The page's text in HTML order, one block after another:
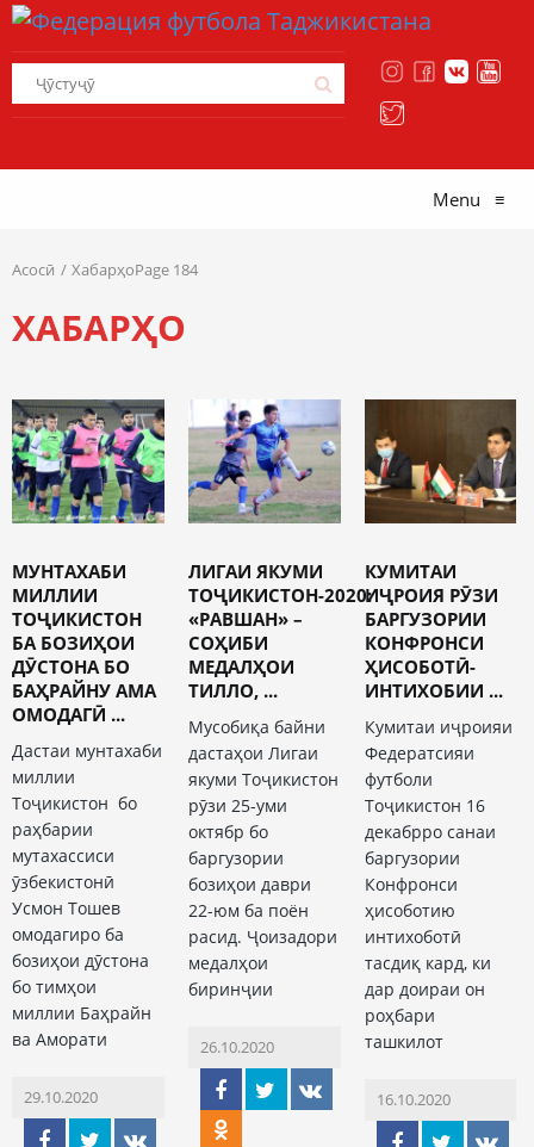
Menu ≡
Асосӣ ХабарҳоPage 184
ХАБАРҲО
МУНТАХАБИ
МИЛЛИИ
ТОҶИКИСТОН
БА БОЗИҲОИ
ДӮСТОНА БО
БАҲРАЙНУ АМА
ОМОДАГӢ ...
Дастаи мунтахаби
миллии
Тоҷикистон бо
раҳбарии
мутахассиси
ӯзбекистонӣ
Усмон Тошев
омодагиро ба
бозиҳои дӯстона
бо тимҳои
миллии Баҳрайн
ва Аморати
29.10.2020
ЛИГАИ ЯКУМИ
ТОҶИКИСТОН-2020:
«РАВШАН» –
СОҲИБИ
МЕДАЛҲОИ
ТИЛЛО, ...
Мусобиқа байни
дастаҳои Лигаи
якуми Тоҷикистон
рӯзи 25-уми
октябр бо
баргузории
бозиҳои даври
22-юм ба поён
расид. Ҷоизадори
медалҳои
биринҷии
26.10.2020
КУМИТАИ
ИҶРОИЯ РӮЗИ
БАРГУЗОРИИ
КОНФРОНСИ
ҲИСОБОТӢ-
ИНТИХОБИИ ...
Кумитаи иҷроияи
Федератсияи
футболи
Тоҷикистон 16
декабрро санаи
баргузории
Конфронси
ҳисоботию
интихоботӣ
тасдиқ кард, ки
дар доираи он
роҳбари
ташкилот
16.10.2020